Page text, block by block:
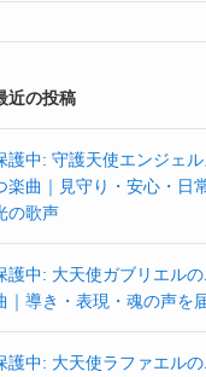
近の投稿
護中: 守護天使エンジェ
楽曲｜見守り・安心・日
の歌声
護中: 大天使ガブリエル
｜導き・表現・魂の声を
護中: 大天使ラファエル